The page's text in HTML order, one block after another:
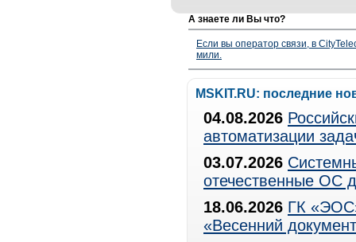
А знаете ли Вы что?
Если вы оператор связи, в
мили.
MSKIT.RU: последние
04.08.2026
автоматизации
03.07.2026
отечественные ОС
18.06.2026 ГК
«Весенний